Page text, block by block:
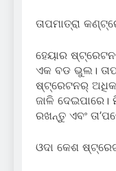
ତାପମାତ୍ରା
ହେୟାର
ଏକ ବଡ ଭୁଲ।
ଷ୍ଟ୍ରେଟନର୍‌ ଅଧିକ
ଜାଳି
ରଖନ୍ତୁ ଏବଂ
ଓଦା କେଶ